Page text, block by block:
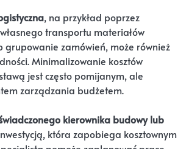
, na przykład poprzez
transportu materiałów
grupowanie zamówień, może również
Minimalizowanie kosztów
jest często pomijanym, ale
zarządzania budżetem.
kierownika budowy lub
która zapobiega kosztownym